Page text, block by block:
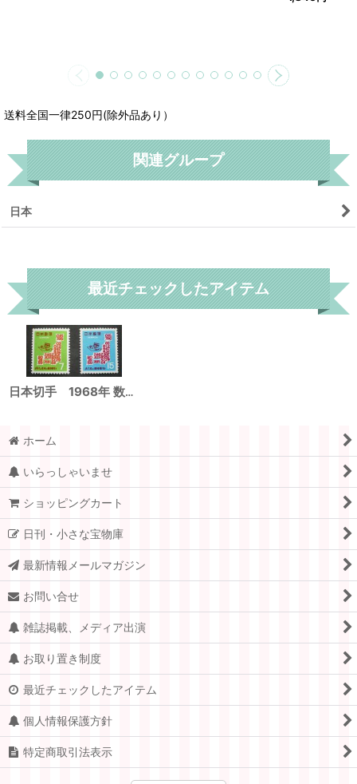
送料全国一律250円(除外品あり）
関連グループ
日本
最近チェックしたアイテム
日本切手 1968年 数字で描く日本地図とナンバーくん
ホーム
いらっしゃいませ
ショッピングカート
日刊・小さな宝物庫
最新情報メールマガジン
お問い合せ
雑誌掲載、メディア出演
お取り置き制度
最近チェックしたアイテム
個人情報保護方針
特定商取引法表示